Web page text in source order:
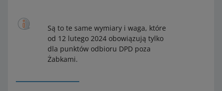
Są to te same wymiary i waga, które
od 12 lutego 2024 obowiązują tylko
dla punktów odbioru DPD poza
Żabkami.